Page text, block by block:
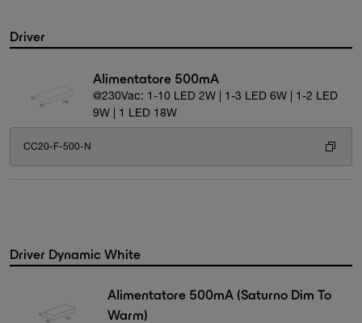
Driver
Alimentatore 500mA
@230Vac: 1-10 LED 2W | 1-3 LED 6W | 1-2 LED
9W | 1 LED 18W
CC20-F-500-N
Driver Dynamic White
Alimentatore 500mA (Saturno Dim To
Warm)